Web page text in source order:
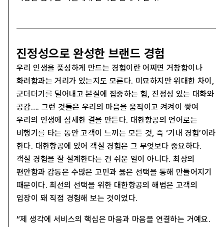
진정성으로 완성한 브랜드 경험
우리 인생을 풍성하게 만드는 경험이란 어쩌면 거창함이나
화려함과는 거리가 있는지도 모른다. 미묘하지만 위대한 차이,
군더더기를 덜어내고 본질에 집중하는 힘, 진정성 있는 대화와
공감…. 그런 것들은 우리의 마음을 움직이고 켜켜이 쌓여
우리의 인생에 섬세한 결을 만든다. 대한항공의 언어로는
비행기를 타는 동안 고객이 느끼는 모든 것, 즉 ‘기내 경험’이라
한다. 대한항공에 있어 객실 경험은 그 무엇보다 중요하다.
객실 경험을 잘 설계한다는 건 쉬운 일이 아니다. 최상의
편안함과 감동은 수많은 고민과 옳은 선택을 통해 만들어지기
때문이다. 최선의 선택을 위한 대한항공의 해법은 고객의
입장이 돼 직접 경험해 보는 것이었다.
“제 생각에 서비스의 핵심은 마음과 마음을 연결하는 거예요.